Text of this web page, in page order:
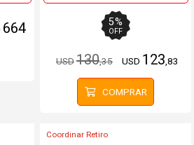
664 5%
OFF
USD130,35 USD 123 ,83
COMPRAR
Coordinar Retiro